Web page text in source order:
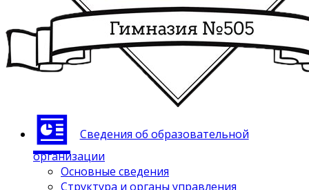
Сведения об образовательной
организации
Основные сведения
Структура и органы управления